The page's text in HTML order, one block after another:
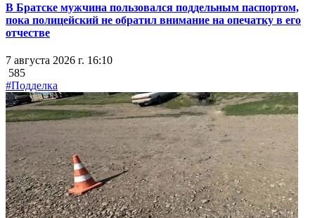
В Братске мужчина пользовался поддельным паспортом,
пока полицейский не обратил внимание на опечатку в его
отчестве
7 августа 2026 г. 16:10
585
#Подделка